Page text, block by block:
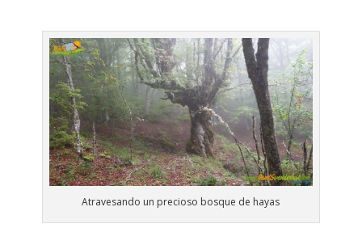
Atravesando un precioso bosque de hayas